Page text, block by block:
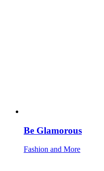
Be Glamorous
Fashion and More